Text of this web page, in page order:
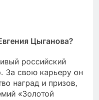
Цыганова?
российский
За свою карьеру он
наград и призов,
«Золотой